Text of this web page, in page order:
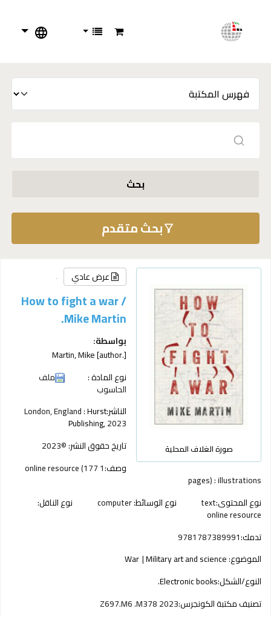
بحث
بحث متقدم
صورة الغلاف المحلية
عرض عادي
How to fight a war /
Mike Martin.
بواسطة:
Martin, Mike[author.]
نوع المادة :
ملف
الحاسوب
الناشر:
London, England :Hurst
Publishing,2023
تاريخ حقوق النشر:©2023
وصف: 1 online resource (177
pages) : illustrations
نوع المحتوى:text نوع الوسائط:computer نوع الناقل:
online resource
تدمك:9781787389991
الموضوع:Military art and science
War
النوع/الشكل:Electronic books.
تصنيف مكتبة الكونجرس:Z697.M6 .M378 2023